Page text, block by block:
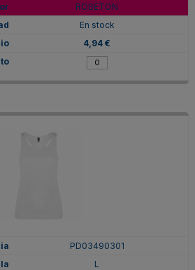
ROSETON
En stock
4,94 €
PD03490301
L